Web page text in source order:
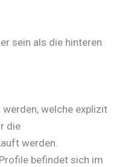
sein als die hinteren
welche explizit
die
werden.
befindet sich im